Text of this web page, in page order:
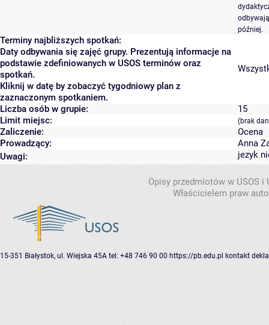
później.
Terminy najbliższych spotkań:
Daty odbywania się zajęć grupy. Prezentują informacje na
podstawie zdefiniowanych w USOS terminów oraz
spotkań.
Kliknij w datę by zobaczyć tygodniowy plan z
zaznaczonym spotkaniem.
Liczba osób w grupie:
15
Limit miejsc:
(brak
Zaliczenie:
Ocena
Prowadzący:
Anna
Uwagi:
jezyk
Opisy przedmiotów w USOS
Właścicielem praw
15-351 Białystok, ul. Wiejska 45A tel: +48 746 90 00 https://pb.edu.pl kontakt